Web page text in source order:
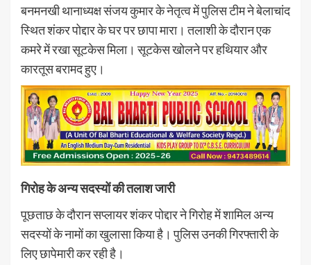
बनमनखी थानाध्यक्ष संजय कुमार के नेतृत्व में पुलिस टीम ने बेलाचांद
स्थित शंकर पोद्दार के घर पर छापा मारा। तलाशी के दौरान एक
कमरे में रखा सूटकेस मिला। सूटकेस खोलने पर हथियार और
कारतूस बरामद हुए।
गिरोह के अन्य सदस्यों की तलाश जारी
पूछताछ के दौरान सप्लायर शंकर पोद्दार ने गिरोह में शामिल अन्य
सदस्यों के नामों का खुलासा किया है। पुलिस उनकी गिरफ्तारी के
लिए छापेमारी कर रही है।